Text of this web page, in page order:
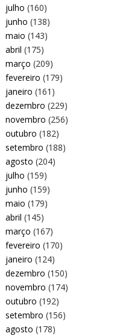
julho (160)
junho (138)
maio (143)
abril (175)
março (209)
fevereiro (179)
janeiro (161)
dezembro (229)
novembro (256)
outubro (182)
setembro (188)
agosto (204)
julho (159)
junho (159)
maio (179)
abril (145)
março (167)
fevereiro (170)
janeiro (124)
dezembro (150)
novembro (174)
outubro (192)
setembro (156)
agosto (178)